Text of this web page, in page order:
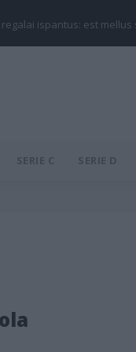
regalai ispantus: est
SERIE C SERIE D